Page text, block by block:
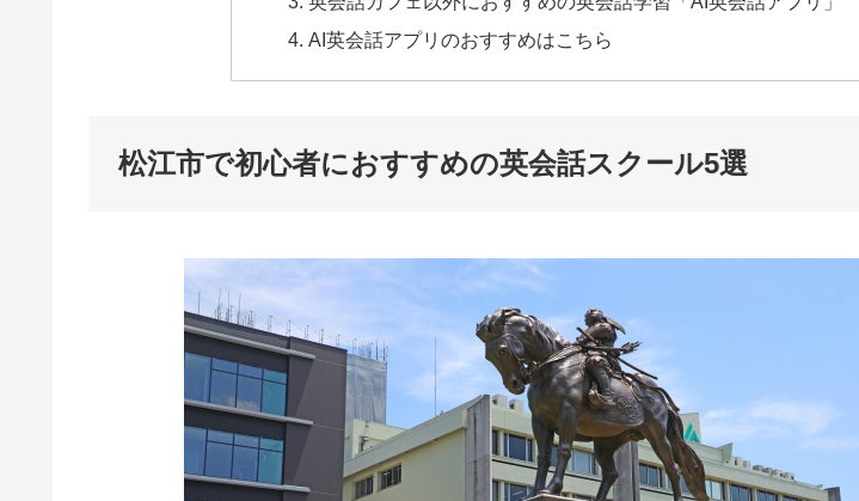
AI英会話アプリのおすすめはこちら
松江市で初心者におすすめの英会話スクール5選